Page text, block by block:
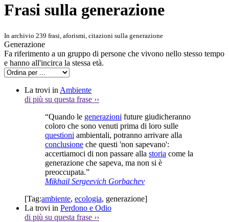
Frasi sulla generazione
In archivio 239 frasi, aforismi, citazioni sulla generazione
Generazione
Fa riferimento a un gruppo di persone che vivono nello stesso tempo
e hanno all'incirca la stessa età.
La trovi in Ambiente
di più su questa frase ››
“Quando le generazioni future giudicheranno
coloro che sono venuti prima di loro sulle
questioni ambientali, potranno arrivare alla
conclusione che questi 'non sapevano':
accertiamoci di non passare alla storia come la
generazione che sapeva, ma non si è
preoccupata.”
Mikhail Sergeevich Gorbachev
[Tag:ambiente, ecologia, generazione]
La trovi in Perdono e Odio
di più su questa frase ››